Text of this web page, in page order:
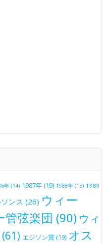
年 (14) 1987年(19) 1988年 (15) 1989
ンス (26) ウィー
管弦楽団 (90) ウィ
(61) エジソン賞(19) オス